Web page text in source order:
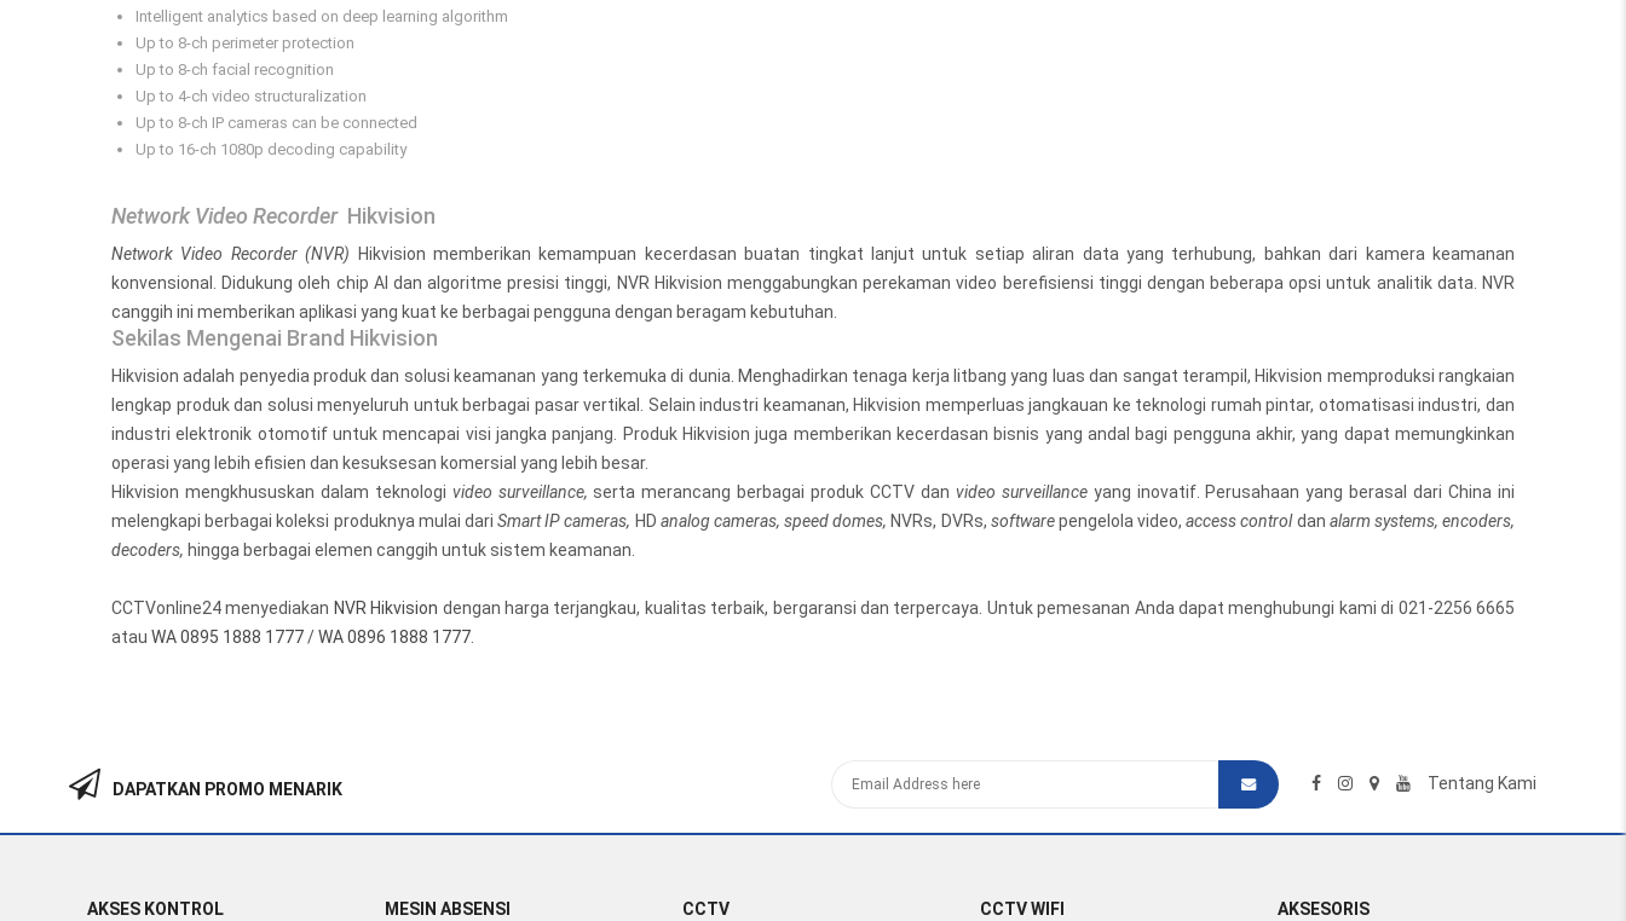
Intelligent analytics based on deep learning algorithm
Up to 8-ch perimeter protection
Up to 8-ch facial recognition
Up to 4-ch video structuralization
Up to 8-ch IP cameras can be connected
Up to 16-ch 1080p decoding capability
Network Video RecorderHikvision
Network Video Recorder (NVR) Hikvision memberikan kemampuan kecerdasan buatan tingkat lanjut untuk setiap aliran data yang terhubung, bahkan dari kamera keamanan
konvensional. Didukung oleh chip AI dan algoritme presisi tinggi, NVR Hikvision menggabungkan perekaman video berefisiensi tinggi dengan beberapa opsi untuk analitik data. NVR
canggih ini memberikan aplikasi yang kuat ke berbagai pengguna dengan beragam kebutuhan.
Sekilas Mengenai Brand Hikvision
Hikvision adalah penyedia produk dan solusi keamanan yang terkemuka di dunia. Menghadirkan tenaga kerja litbang yang luas dan sangat terampil, Hikvision memproduksi rangkaian
lengkap produk dan solusi menyeluruh untuk berbagai pasar vertikal. Selain industri keamanan, Hikvision memperluas jangkauan ke teknologi rumah pintar, otomatisasi industri, dan
industri elektronik otomotif untuk mencapai visi jangka panjang. Produk Hikvision juga memberikan kecerdasan bisnis yang andal bagi pengguna akhir, yang dapat memungkinkan
operasi yang lebih efisien dan kesuksesan komersial yang lebih besar.
Hikvision mengkhususkan dalam teknologi video surveillance, serta merancang berbagai produk CCTV dan video surveillanceyang inovatif. Perusahaan yang berasal dari China ini
melengkapi berbagai koleksi produknya mulai dari Smart IP cameras, HD analog cameras, speed domes, NVRs, DVRs, softwarepengelola video,access controldan alarm systems, encoders,
decoders, hingga berbagai elemen canggih untuk sistem keamanan.
CCTVonline24 menyediakan NVR Hikvision dengan harga terjangkau, kualitas terbaik, bergaransi dan terpercaya. Untuk pemesanan Anda dapat menghubungi kami di 021-2256 6665
atau WA 0895 1888 1777/WA 0896 1888 1777
DAPATKAN PROMO MENARIK Tentang Kami
AKSES KONTROL MESIN ABSENSI CCTV CCTV WIFI AKSESORIS